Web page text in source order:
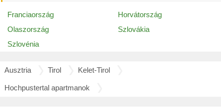
Franciaország
Horvátország
Olaszország
Szlovákia
Szlovénia
Ausztria Tirol Kelet-Tirol
Hochpustertal apartmanok